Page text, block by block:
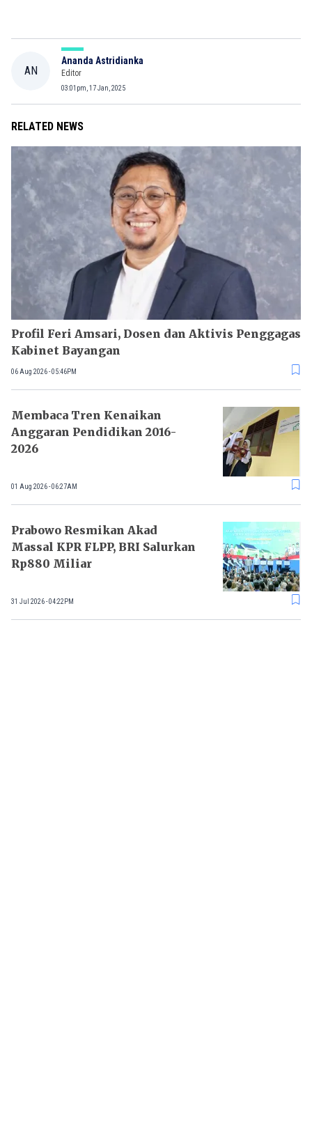
AN
Ananda Astridianka
Editor
03:01pm, 17 Jan, 2025
RELATED NEWS
Profil Feri Amsari, Dosen dan Aktivis Penggagas
Kabinet Bayangan
06 Aug 2026 - 05:46PM
Membaca Tren Kenaikan
Anggaran Pendidikan 2016-
2026
01 Aug 2026 - 06:27AM
Prabowo Resmikan Akad
Massal KPR FLPP, BRI Salurkan
Rp880 Miliar
31 Jul 2026 - 04:22PM